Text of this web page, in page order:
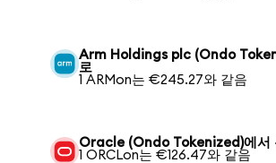
Arm Holdings plc (Ondo
로
1 ARMon는 €245.27와 같음
Oracle (Ondo Tokenized)에서
1 ORCLon는 €126.47와 같음